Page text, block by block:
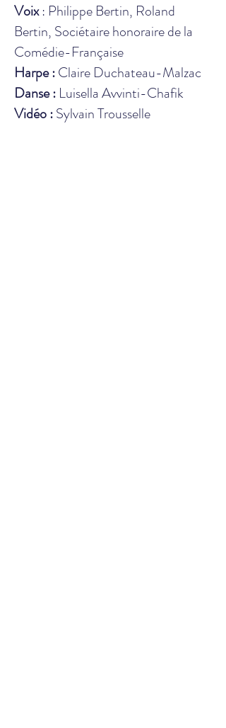
Voix: Philippe Bertin, Roland
Bertin, Sociétaire honoraire de la
Comédie-Française
Harpe :Claire Duchateau-Malzac
Danse : Luisella Avvinti-Chafik
Vidéo :Sylvain Trousselle